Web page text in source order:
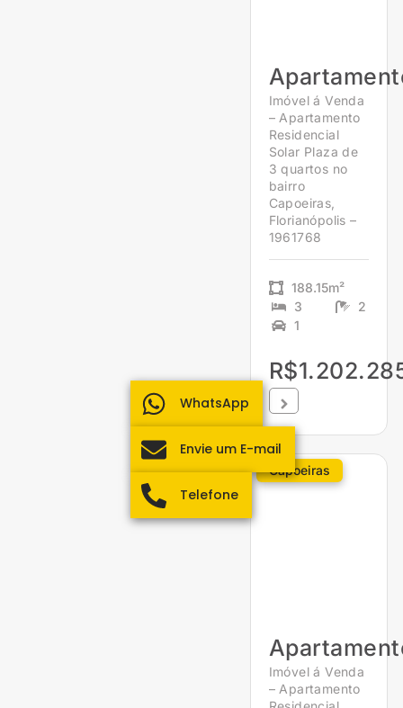
Imóvel á Venda
– Apartamento
Residencial
Solar Plaza de
3 quartos no
bairro
Capoeiras,
Florianópolis –
1961768
188.15m²
3
2
1
Capoeiras
Imóvel á Venda
– Apartamento
WhatsApp
Envie um E-mail
Telefone